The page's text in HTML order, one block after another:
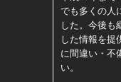
でも多くの人
した。今後も
した情報を提
に間違い・不
い。